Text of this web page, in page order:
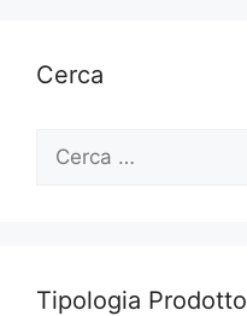
Cerca
per:
Tipologia Prodotto